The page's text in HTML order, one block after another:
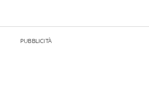
PUBBLICITÀ